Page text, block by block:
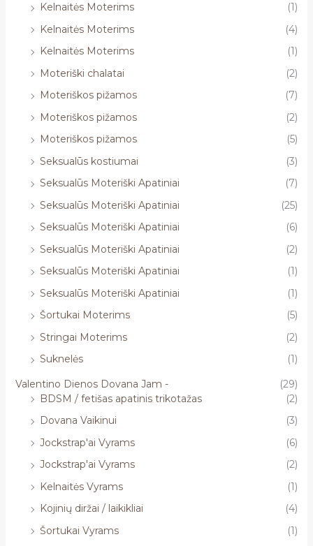
Kelnaitės Moterims
(1)
Kelnaitės Moterims
(4)
Kelnaitės Moterims
(1)
Moteriški chalatai
(2)
Moteriškos pižamos
(7)
Moteriškos pižamos
(2)
Moteriškos pižamos
(5)
Seksualūs kostiumai
(3)
Seksualūs Moteriški Apatiniai
(7)
Seksualūs Moteriški Apatiniai
(25)
Seksualūs Moteriški Apatiniai
(6)
Seksualūs Moteriški Apatiniai
(2)
Seksualūs Moteriški Apatiniai
(1)
Seksualūs Moteriški Apatiniai
(1)
Šortukai Moterims
(5)
Stringai Moterims
(2)
Suknelės
(1)
Valentino Dienos Dovana Jam -
(29)
BDSM / fetišas apatinis trikotažas
(2)
Dovana Vaikinui
(3)
Jockstrap'ai Vyrams
(6)
Jockstrap'ai Vyrams
(2)
Kelnaitės Vyrams
(1)
Kojinių diržai / laikikliai
(4)
Šortukai Vyrams
(1)